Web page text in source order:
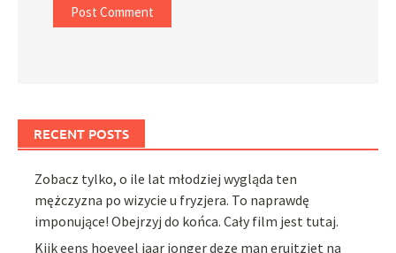
RECENT POSTS
Zobacz tylko, o ile lat młodziej wygląda ten
mężczyzna po wizycie u fryzjera. To naprawdę
imponujące! Obejrzyj do końca. Cały film jest tutaj.
Kijk eens hoeveel jaar jonger deze man eruitziet na